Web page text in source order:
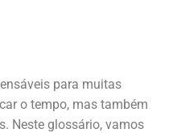
para muitas
o tempo, mas também
Neste glossário, vamos